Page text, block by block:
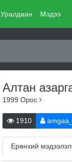
Уралдаан Мэдээ
Алтан
1999 Орос
1910
Ерөнхий мэдээлэл